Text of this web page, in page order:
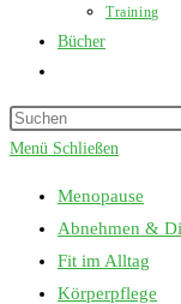
Training
Bücher
umschalten
Menü Schließen
Menopause
Abnehmen &
Fit im Alltag
Körperpflege